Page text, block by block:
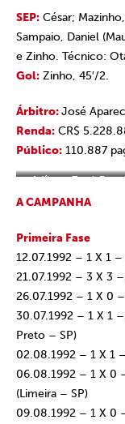
SEP: César;
Sampaio, Daniel
e Zinho. Técnico:
Gol: Zinho, 45′/2.
Árbitro:José
Renda: CR$
Público: 110.887
Adílson, Zetti,
A CAMPANHA
Primeira Fase
12.07.1992 – 1 X 1
21.07.1992 – 3 X 3
26.07.1992 – 1 X 0
30.07.1992 – 1 X 1
Preto – SP)
02.08.1992 – 1 X 1
06.08.1992 – 1 X 0
(Limeira – SP)
09.08.1992 – 1 X 0